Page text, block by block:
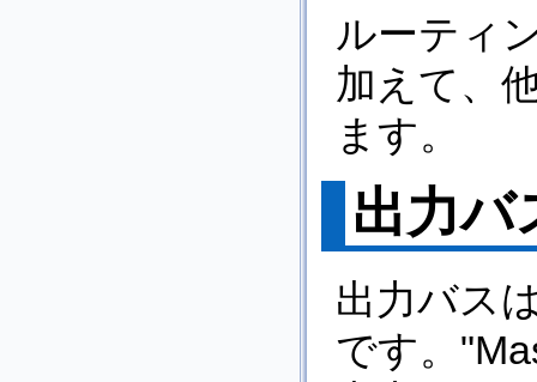
ルーティ
加えて、
ます。
出力バ
出力バス
です。